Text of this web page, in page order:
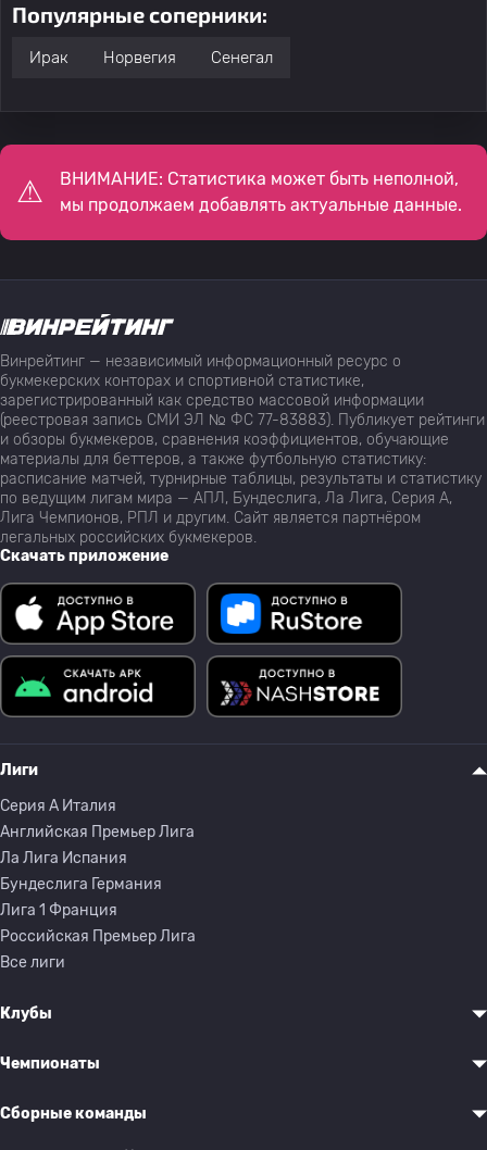
Популярные соперники:
Ирак Норвегия Сенегал
ВНИМАНИЕ: Статистика может быть неполной,
мы продолжаем добавлять актуальные данные.
Винрейтинг — независимый информационный ресурс о
букмекерских конторах и спортивной статистике,
зарегистрированный как средство массовой информации
(реестровая запись СМИ ЭЛ № ФС 77-83883). Публикует рейтинги
и обзоры букмекеров, сравнения коэффициентов, обучающие
материалы для беттеров, а также футбольную статистику:
расписание матчей, турнирные таблицы, результаты и статистику
по ведущим лигам мира — АПЛ, Бундеслига, Ла Лига, Серия А,
Лига Чемпионов, РПЛ и другим. Сайт является партнёром
легальных российских букмекеров.
Скачать приложение
Лиги
Серия A Италия
Английская Премьер Лига
Ла Лига Испания
Бундеслига Германия
Лига 1 Франция
Российская Премьер Лига
Все лиги
Клубы
Чемпионаты
Сборные команды